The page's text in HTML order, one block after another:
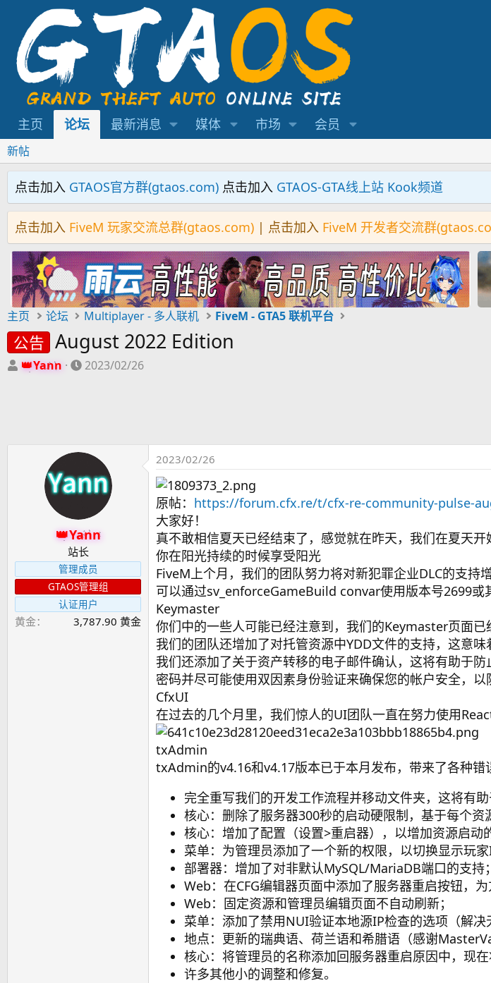
主页 论坛 最新消息 媒体 市场 会员
新帖
点击加入 GTAOS官方群(gtaos.com) 点击加入 GTAOS-GTA线上站 Kook频道
点击加入 FiveM 玩家交流总群(gtaos.com) | 点击加入 FiveM 开发者交流群
主页 论坛 Multiplayer - 多人联机 FiveM - GTA5 联机平台
公告 August 2022 Edition
主Yann
开
2023/02/26
Yann
站长
管理成员
GTAOS管理组
认证用户
黄金 3,787.90 黄金
2023/02/26
原帖： https://forum.cfx.re/t/cfx-re-community-pulse-
大家好！
真不敢相信夏天已经结束了，感觉就在昨天，我们在夏天
你在阳光持续的时候享受阳光
FiveM上个月，我们的团队努力将对新犯罪企业DLC的支
可以通过sv_enforceGameBuild convar使用版本号2699或
Keymaster
你们中的一些人可能已经注意到，我们的Keymaster页面
我们的团队还增加了对托管资源中YDD文件的支持，这意
我们还添加了关于资产转移的电子邮件确认，这将有助于
密码并尽可能使用双因素身份验证来确保您的帐户安全，以
CfxUI
在过去的几个月里，我们惊人的UI团队一直在努力使用
txAdmin
txAdmin的v4.16和v4.17版本已于本月发布，带来了各种错
完全重写我们的开发工作流程并移动文件夹，这将有
核心：删除了服务器300秒的启动硬限制，基于每个资
核心：增加了配置（设置>重启器），以增加资源启动
菜单：为管理员添加了一个新的权限，以切换显示玩家
部署器：增加了对非默认MySQL/MariaDB端口的支持；
Web：在CFG编辑器页面中添加了服务器重启按钮，
Web：固定资源和管理员编辑页面不自动刷新；
菜单：添加了禁用NUI验证本地源IP检查的选项（解决
地点：更新的瑞典语、荷兰语和希腊语（感谢
核心：将管理员的名称添加回服务器重启原因中，现在
许多其他小的调整和修复。